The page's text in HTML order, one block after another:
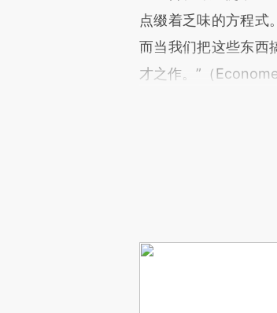
点缀着乏味的方程式
而当我们把这些东西
才之作。”（